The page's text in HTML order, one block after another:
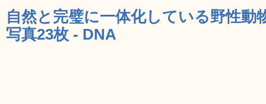
自然と完璧に一体化している野性動
写真23枚 - DNA